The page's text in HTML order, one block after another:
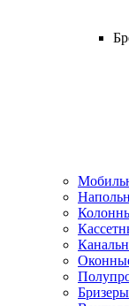
Бризеры